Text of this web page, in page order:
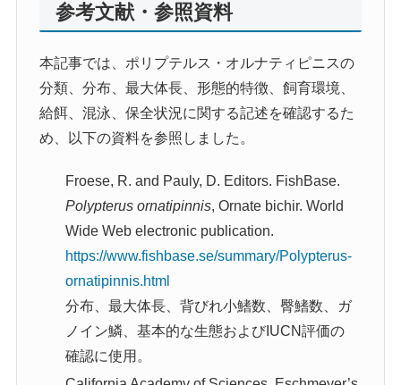
参考文献・参照資料
本記事では、ポリプテルス・オルナティピニスの
分類、分布、最大体長、形態的特徴、飼育環境、
給餌、混泳、保全状況に関する記述を確認するた
め、以下の資料を参照しました。
Froese, R. and Pauly, D. Editors. FishBase.
Polypterus ornatipinnis, Ornate bichir. World
Wide Web electronic publication.
https://www.fishbase.se/summary/Polypterus-
ornatipinnis.html
分布、最大体長、背びれ小鰭数、臀鰭数、ガ
ノイン鱗、基本的な生態およびIUCN評価の
確認に使用。